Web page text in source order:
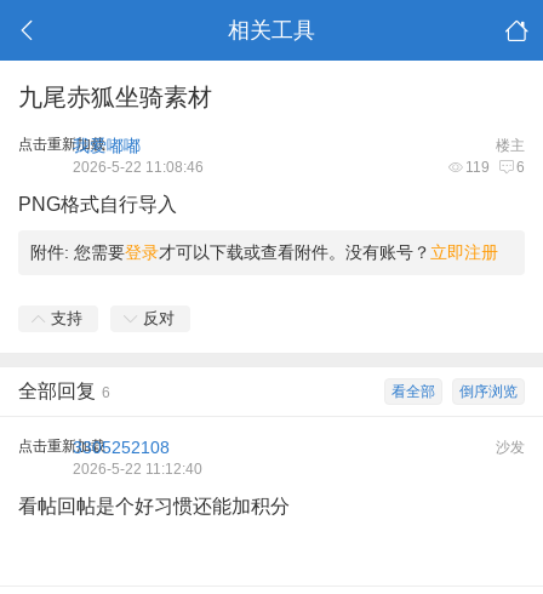
相关工具
九尾赤狐坐骑素材
点击重新加载 楼主
我爱嘟嘟
119 6
2026-5-22 11:08:46
PNG格式自行导入
附件: 您需要登录才可以下载或查看附件。没有账号？ 立即注册
支持 反对
倒序浏览
看全部
全部回复 6
点击重新加载 沙发
3305252108
2026-5-22 11:12:40
看帖回帖是个好习惯还能加积分